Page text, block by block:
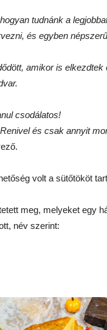
tudnánk a
és egyben
amikor is
csodálatos!
és csak annyit
volt a sütőtököt
meg, melyeket egy
név szerint: